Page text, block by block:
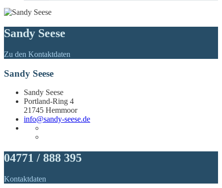
Sandy Seese
Zu den Kontaktdaten
Sandy Seese
Sandy Seese
Portland-Ring 4
21745 Hemmoor
info@sandy-seese.de
04771 / 888 395
Kontaktdaten